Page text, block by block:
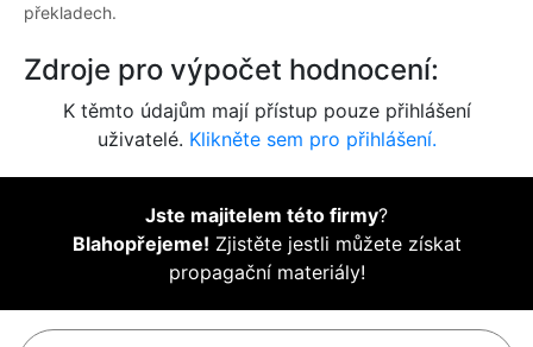
překladech.
Zdroje pro výpočet hodnocení:
K těmto údajům mají přístup pouze přihlášení
uživatelé. Klikněte sem pro přihlášení.
Jste majitelem této firmy?
Blahopřejeme! Zjistěte jestli můžete získat
propagační materiály!